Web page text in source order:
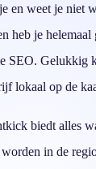
en weet je niet
heb je helemaal
SEO. Gelukkig
lokaal op de
biedt alles
in de